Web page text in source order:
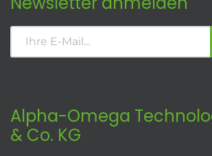
Alpha-Omega
& Co. KG